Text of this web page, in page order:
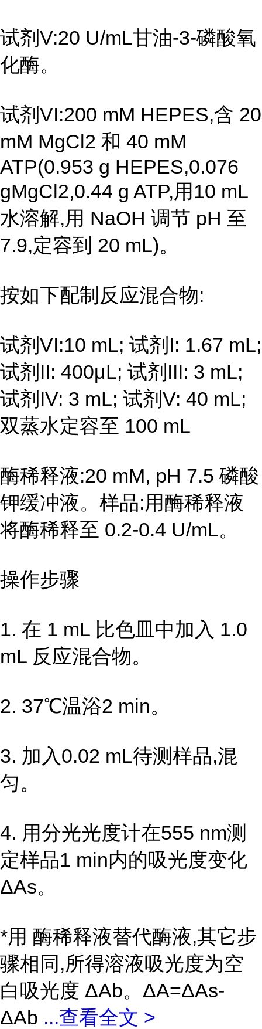
试剂V:20 U/mL甘油-3-磷酸氧
化酶。
试剂VI:200 mM HEPES,含 20
mM MgCl2 和 40 mM
ATP(0.953 g HEPES,0.076
gMgCl2,0.44 g ATP,用10 mL
水溶解,用 NaOH 调节 pH 至
7.9,定容到 20 mL)。
按如下配制反应混合物:
试剂VI:10 mL; 试剂I: 1.67 mL;
试剂II: 400μL; 试剂III: 3 mL;
试剂IV: 3 mL; 试剂V: 40 mL;
双蒸水定容至 100 mL
酶稀释液:20 mM, pH 7.5 磷酸
钾缓冲液。样品:用酶稀释液
将酶稀释至 0.2-0.4 U/mL。
操作步骤
1. 在 1 mL 比色皿中加入 1.0
mL 反应混合物。
2. 37℃温浴2 min。
3. 加入0.02 mL待测样品,混
匀。
4. 用分光光度计在555 nm测
定样品1 min内的吸光度变化
ΔAs。
*用 酶稀释液替代酶液,其它步
骤相同,所得溶液吸光度为空
白吸光度 ΔAb。ΔA=ΔAs-
ΔAb ...查看全文 >